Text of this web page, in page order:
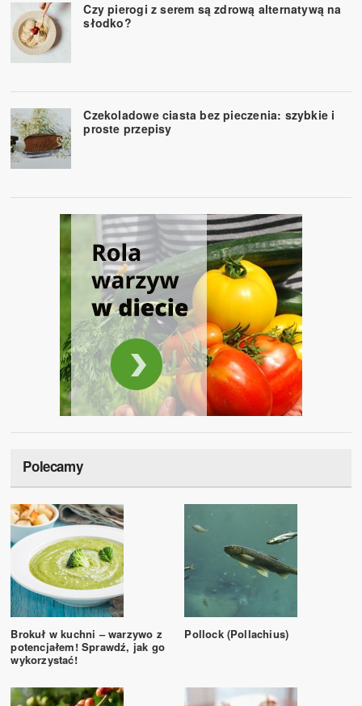
Czy pierogi z serem są zdrową alternatywą na
słodko?
Czekoladowe ciasta bez pieczenia: szybkie i
proste przepisy
Polecamy
Brokuł w kuchni – warzywo z
potencjałem! Sprawdź, jak go
wykorzystać!
Pollock (Pollachius)